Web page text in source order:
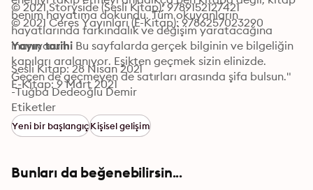
benim hayatıma dokundu. Tüm okuyanların
hayatlarında farkındalık ve değişim yaratacağına
inanıyorum. Bu sayfalarda gerçek bilginin ve bilgeliğin
kapıları aralanıyor. Eşikten geçmek sizin elinizde.
Geçen de geçmeyen de satırları arasında şifa bulsun."
-Tuğba Dedeoğlu Demir
© 2021 Storyside (Sesli Kitap): 9789152127421
© 2021 Ceres Yayınları (E-Kitap): 9786257023290
Yayın tarihi
Sesli Kitap: 28 Nisan 2021
E-Kitap: 9 Mart 2021
Etiketler
Yeni bir başlangıçKişisel gelişim
Bunları da beğenebilirsin...